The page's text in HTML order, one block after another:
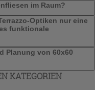
im Raum?
Optiken nur eine
funktionale
Planung von 60x60
KATEGORIEN